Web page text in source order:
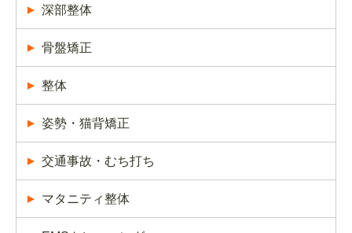
深部整体
骨盤矯正
整体
姿勢・猫背矯正
交通事故・むち打ち
マタニティ整体